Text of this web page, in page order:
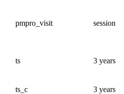
pmpro_visit session
ts 3 years
ts_c 3 years